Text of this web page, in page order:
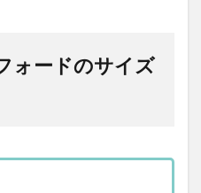
ォードのサイズ